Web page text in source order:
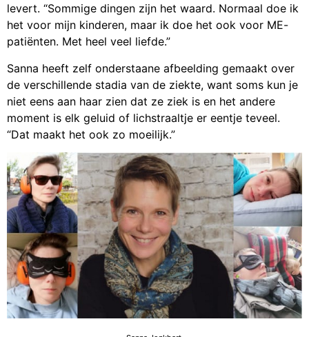
levert. “Sommige dingen zijn het waard. Normaal doe ik
het voor mijn kinderen, maar ik doe het ook voor ME-
patiënten. Met heel veel liefde.”
Sanna heeft zelf onderstaane afbeelding gemaakt over
de verschillende stadia van de ziekte, want soms kun je
niet eens aan haar zien dat ze ziek is en het andere
moment is elk geluid of lichstraaltje er eentje teveel.
“Dat maakt het ook zo moeilijk.”